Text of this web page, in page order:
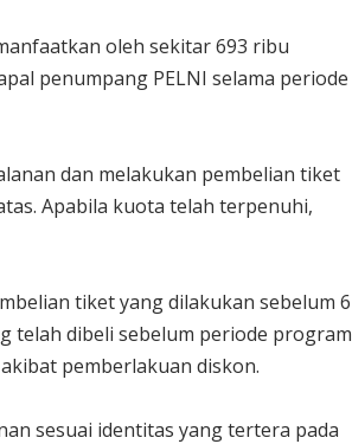
oleh sekitar 693 ribu
penumpang PELNI selama periode
dan melakukan pembelian tiket
Apabila kuota telah terpenuhi,
tiket yang dilakukan sebelum 6
telah dibeli sebelum periode program
pemberlakuan diskon.
sesuai identitas yang tertera pada